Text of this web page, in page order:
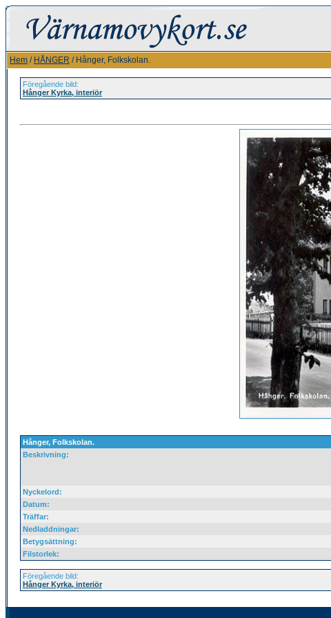
Hem / HÅNGER / Hånger, Folkskolan.
Föregående bild:
Hånger Kyrka, interiör
Hånger, Folkskolan.
Beskrivning:
Nyckelord:
Datum:
Träffar:
Nedladdningar:
Betygsättning:
Filstorlek:
Föregående bild:
Hånger Kyrka, interiör